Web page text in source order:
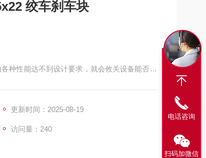
绞车刹车块
种性能达不到设计要求，就会攸关设备能否正
更新时间：2025-08-19
访问量：240
电话咨询
扫码加微信